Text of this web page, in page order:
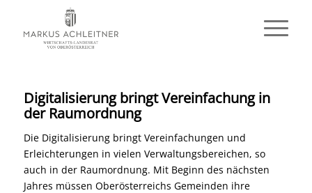
Digitalisierung bringt Vereinfachung in
der Raumordnung
Die Digitalisierung bringt Vereinfachungen und
Erleichterungen in vielen Verwaltungsbereichen, so
auch in der Raumordnung. Mit Beginn des nächsten
Jahres müssen Oberösterreichs Gemeinden ihre